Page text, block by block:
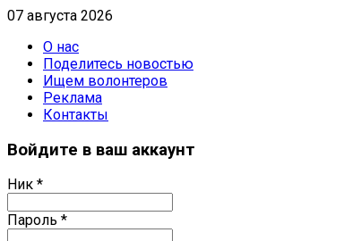
07 августа 2026
О нас
Поделитесь новостью
Ищем волонтеров
Реклама
Контакты
Войдите в ваш аккаунт
Ник *
Пароль *